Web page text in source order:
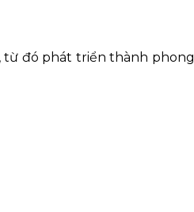
từ đó phát triển thành phong